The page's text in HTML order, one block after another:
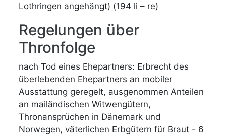
Lothringen angehängt) (194 li – re)
Regelungen über
Thronfolge
nach Tod eines Ehepartners: Erbrecht des
überlebenden Ehepartners an mobiler
Ausstattung geregelt, ausgenommen Anteilen
an mailändischen Witwengütern,
Thronansprüchen in Dänemark und
Norwegen, väterlichen Erbgütern für Braut - 6